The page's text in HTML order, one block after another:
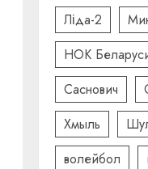
Ліда-2
НОК
Саснович
Хмыль
волейбол